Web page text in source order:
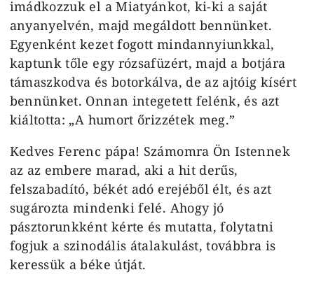
imádkozzuk el a Miatyánkot, ki-ki a saját
anyanyelvén, majd megáldott bennünket.
Egyenként kezet fogott mindannyiunkkal,
kaptunk tőle egy rózsafüzért, majd a botjára
támaszkodva és botorkálva, de az ajtóig kísért
bennünket. Onnan integetett felénk, és azt
kiáltotta: „A humort őrizzétek meg.”
Kedves Ferenc pápa! Számomra Ön Istennek
az az embere marad, aki a hit derűs,
felszabadító, békét adó erejéből élt, és azt
sugározta mindenki felé. Ahogy jó
pásztorunkként kérte és mutatta, folytatni
fogjuk a szinodális átalakulást, továbbra is
keressük a béke útját.